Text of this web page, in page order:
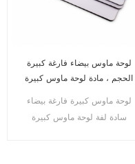
لوحة ماوس بيضاء فارغة كبيرة
الحجم ، مادة لوحة ماوس كبيرة
لوحة ماوس كبيرة فارغة بيضاء
سادة لفة لوحة ماوس كبيرة